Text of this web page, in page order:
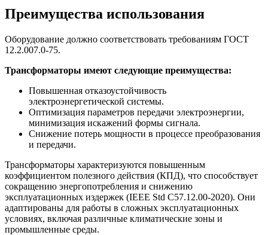
Преимущества использования
Оборудование должно соответствовать требованиям ГОСТ
12.2.007.0-75.
Трансформаторы имеют следующие преимущества:
Повышенная отказоустойчивость
электроэнергетической системы.
Оптимизация параметров передачи электроэнергии,
минимизация искажений формы сигнала.
Снижение потерь мощности в процессе преобразования
и передачи.
Трансформаторы характеризуются повышенным
коэффициентом полезного действия (КПД), что способствует
сокращению энергопотребления и снижению
эксплуатационных издержек (IEEE Std C57.12.00-2020). Они
адаптированы для работы в сложных эксплуатационных
условиях, включая различные климатические зоны и
промышленные среды.